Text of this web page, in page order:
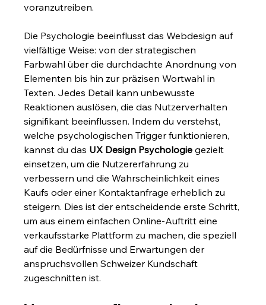
voranzutreiben.
Die Psychologie beeinflusst das Webdesign auf
vielfältige Weise: von der strategischen
Farbwahl über die durchdachte Anordnung von
Elementen bis hin zur präzisen Wortwahl in
Texten. Jedes Detail kann unbewusste
Reaktionen auslösen, die das Nutzerverhalten
signifikant beeinflussen. Indem du verstehst,
welche psychologischen Trigger funktionieren,
kannst du das UX Design Psychologie gezielt
einsetzen, um die Nutzererfahrung zu
verbessern und die Wahrscheinlichkeit eines
Kaufs oder einer Kontaktanfrage erheblich zu
steigern. Dies ist der entscheidende erste Schritt,
um aus einem einfachen Online-Auftritt eine
verkaufsstarke Plattform zu machen, die speziell
auf die Bedürfnisse und Erwartungen der
anspruchsvollen Schweizer Kundschaft
zugeschnitten ist.